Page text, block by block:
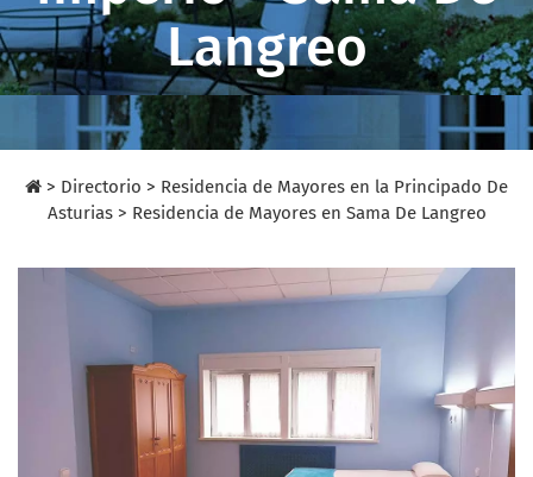
Langreo
> Directorio > Residencia de Mayores en la Principado De
Asturias > Residencia de Mayores en Sama De Langreo